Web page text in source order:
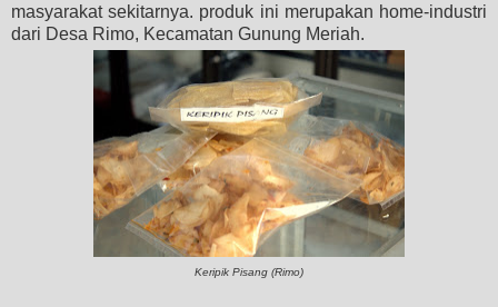
masyarakat sekitarnya. produk ini merupakan home-industri
dari Desa Rimo, Kecamatan Gunung Meriah.
Keripik Pisang (Rimo)